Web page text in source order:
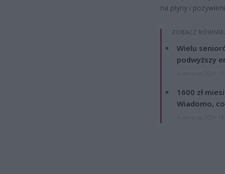
na płyny i
ZOBACZ
Wielu
podwyższy
1600 zł
Wiadomo,